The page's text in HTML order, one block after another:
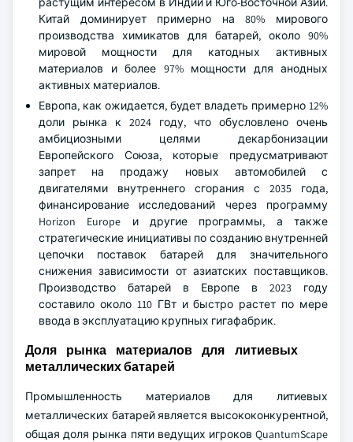
Китай доминирует примерно на 80% мирового
производства химикатов для батарей, около 90%
мировой мощности для катодных активных
материалов и более 97% мощности для анодных
активных материалов.
Европа, как ожидается, будет владеть примерно 12%
доли рынка к 2024 году, что обусловлено очень
амбициозными целями декарбонизации
Европейского Союза, которые предусматривают
запрет на продажу новых автомобилей с
двигателями внутреннего сгорания с 2035 года,
финансирование исследований через программу
Horizon Europe и другие программы, а также
стратегические инициативы по созданию внутренней
цепочки поставок батарей для значительного
снижения зависимости от азиатских поставщиков.
Производство батарей в Европе в 2023 году
составило около 110 ГВт и быстро растет по мере
ввода в эксплуатацию крупных гигафабрик.
Доля рынка материалов для литиевых
металлических батарей
Промышленность материалов для литиевых
металлических батарей является высококонкурентной,
общая доля рынка пяти ведущих игроков QuantumScape